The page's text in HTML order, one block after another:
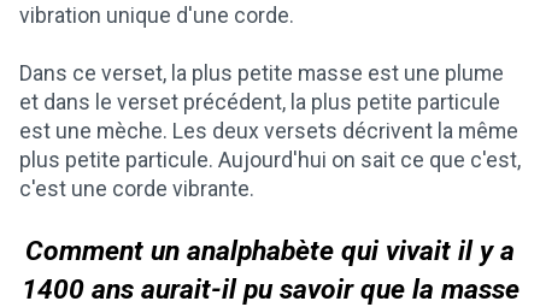
vibration unique d'une corde.
Dans ce verset, la plus petite masse est une plume
et dans le verset précédent, la plus petite particule
est une mèche. Les deux versets décrivent la même
plus petite particule. Aujourd'hui on sait ce que c'est,
c'est une corde vibrante.
Comment un analphabète qui vivait il y a
1400 ans aurait-il pu savoir que la masse